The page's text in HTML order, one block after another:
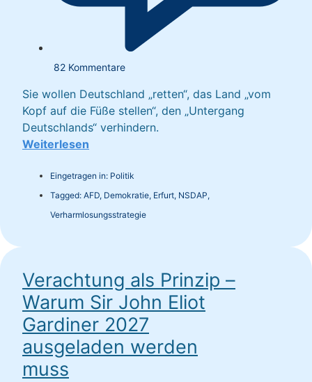
82 Kommentare
Sie wollen Deutschland „retten“, das Land „vom
Kopf auf die Füße stellen“, den „Untergang
Deutschlands“ verhindern.
Weiterlesen
Eingetragen in: Politik
Tagged: AFD, Demokratie, Erfurt, NSDAP,
Verharmlosungsstrategie
Verachtung als Prinzip –
Warum Sir John Eliot
Gardiner 2027
ausgeladen werden
muss